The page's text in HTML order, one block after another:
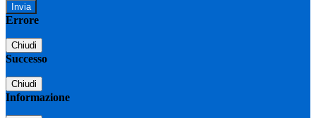
Errore
Chiudi
Successo
Chiudi
Informazione